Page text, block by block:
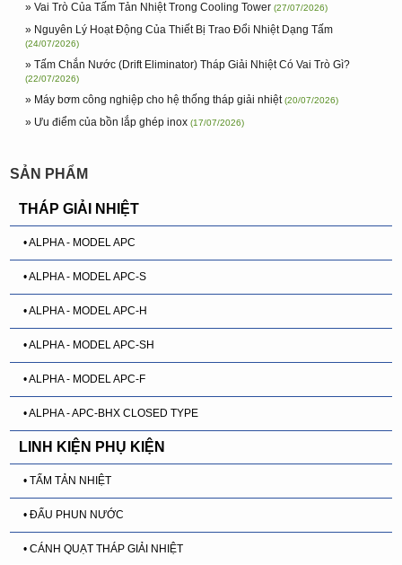
» Vai Trò Của Tấm Tản Nhiệt Trong Cooling Tower(27/07/2026)
» Nguyên Lý Hoạt Động Của Thiết Bị Trao Đổi Nhiệt Dạng Tấm
(24/07/2026)
» Tấm Chắn Nước (Drift Eliminator) Tháp Giải Nhiệt Có Vai Trò Gì?
(22/07/2026)
» Máy bơm công nghiệp cho hệ thống tháp giải nhiệt(20/07/2026)
» Ưu điểm của bồn lắp ghép inox(17/07/2026)
SẢN PHẨM
THÁP GIẢI NHIỆT
• ALPHA - MODEL APC
• ALPHA - MODEL APC-S
• ALPHA - MODEL APC-H
• ALPHA - MODEL APC-SH
• ALPHA - MODEL APC-F
• ALPHA - APC-BHX CLOSED TYPE
LINH KIỆN PHỤ KIỆN
• TẤM TẢN NHIỆT
• ĐẤU PHUN NƯỚC
• CÁNH QUẠT THÁP GIẢI NHIỆT